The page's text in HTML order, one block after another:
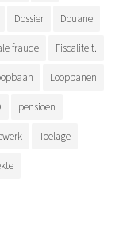
Dossier Douane
fraude Fiscaliteit.
Loopbanen
pensioen
Toelage